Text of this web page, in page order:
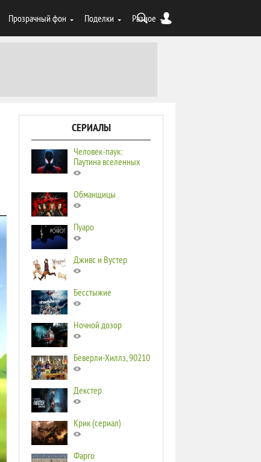
Прозрачный фон Поделки Разное
СЕРИАЛЫ
Человек-паук:
Паутина вселенных
Обманщицы
Пуаро
Дживс и Вустер
Бесстыжие
Ночной дозор
Беверли-Хиллз, 90210
Декстер
Крик (сериал)
Фарго